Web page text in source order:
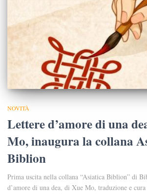
NOVITÀ
Lettere d’amore di una
Mo, inaugura la collana
Biblion
Prima uscita nella collana “Asiatica Biblion” di
d’amore di una dea, di Xue Mo, traduzione e